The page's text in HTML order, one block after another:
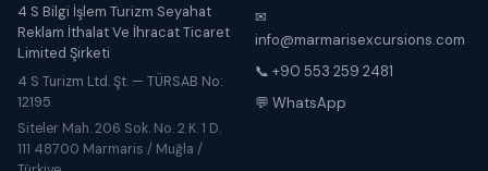
4 S Bilgi İşlem Turizm Seyahat
Reklam İthalat Ve İhracat Ticaret
Limited Şirketi
4 S Turizm Ltd. Şt. — TÜRSAB No:
12195
Siteler Mah. 206 Sok. No. 2 K. 1 D.
111 48700 Marmaris / Muğla /
✉
info@marmarisexcursions.com
📞 +90 553 259 2481
💬 WhatsApp